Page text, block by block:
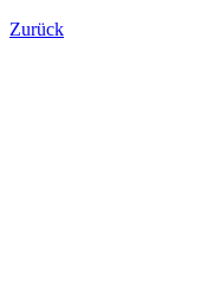
Zurück